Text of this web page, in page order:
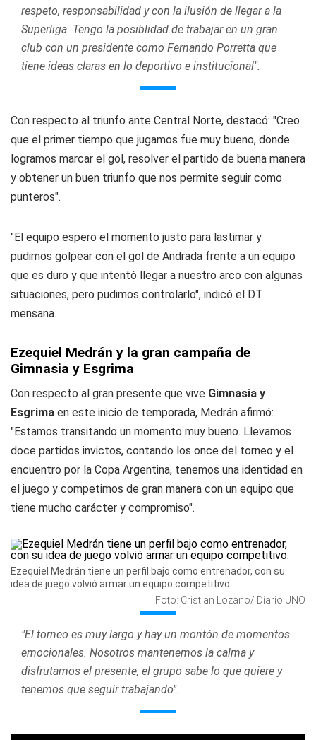
respeto, responsabilidad y con la ilusión de llegar a la
Superliga. Tengo la posiblidad de trabajar en un gran
club con un presidente como Fernando Porretta que
tiene ideas claras en lo deportivo e institucional".
Con respecto al triunfo ante Central Norte, destacó: "Creo
que el primer tiempo que jugamos fue muy bueno, donde
logramos marcar el gol, resolver el partido de buena manera
y obtener un buen triunfo que nos permite seguir como
punteros".
"El equipo espero el momento justo para lastimar y
pudimos golpear con el gol de Andrada frente a un equipo
que es duro y que intentó llegar a nuestro arco con algunas
situaciones, pero pudimos controlarlo", indicó el DT
mensana.
Ezequiel Medrán y la gran campaña de
Gimnasia y Esgrima
Con respecto al gran presente que vive Gimnasia y
Esgrima en este inicio de temporada, Medrán afirmó:
"Estamos transitando un momento muy bueno. Llevamos
doce partidos invictos, contando los once del torneo y el
encuentro por la Copa Argentina, tenemos una identidad en
el juego y competimos de gran manera con un equipo que
tiene mucho carácter y compromiso".
Ezequiel Medrán tiene un perfil bajo como entrenador, con su
idea de juego volvió armar un equipo competitivo.
Foto: Cristian Lozano/ Diario UNO
"El torneo es muy largo y hay un montón de momentos
emocionales. Nosotros mantenemos la calma y
disfrutamos el presente, el grupo sabe lo que quiere y
tenemos que seguir trabajando".